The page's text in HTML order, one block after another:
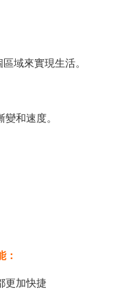
域來實現生活。
和速度。
更加快捷